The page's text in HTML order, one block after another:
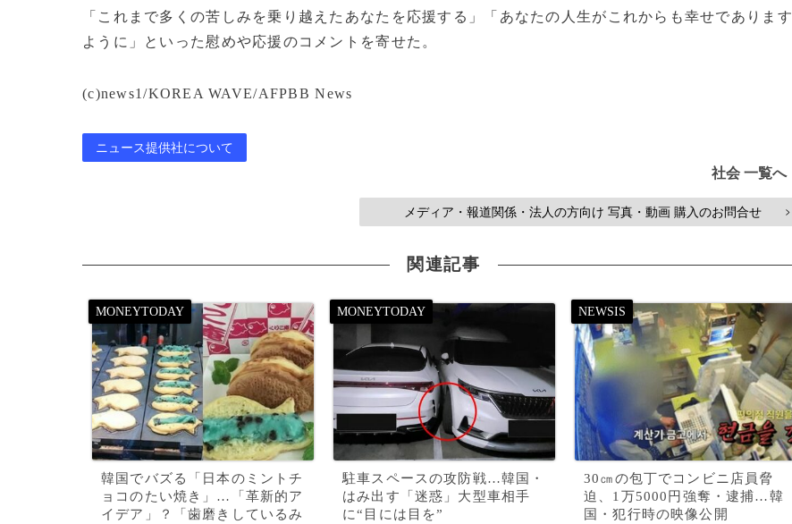
「これまで多くの苦しみを乗り越えたあなたを応援する」「あなたの人生がこれからも幸せであります
ように」といった慰めや応援のコメントを寄せた。
(c)news1/KOREA WAVE/AFPBB News
ニュース提供社について
社会 一覧へ
メディア・報道関係・法人の方向け 写真・動画 購入のお問合せ >
関連記事
韓国でバズる「日本のミントチ
ョコのたい焼き」…「革新的ア
イデア」？「歯磨きしているみ
駐車スペースの攻防戦…韓国・
はみ出す「迷惑」大型車相手
に“目には目を”
30㎝の包丁でコンビニ店員脅
迫、1万5000円強奪・逮捕…韓
国・犯行時の映像公開